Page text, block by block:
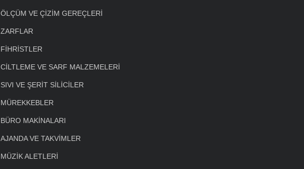
ÖLÇÜM VE ÇİZİM GEREÇLERİ
ZARFLAR
FİHRİSTLER
CİLTLEME VE SARF MALZEMELERİ
SIVI VE ŞERİT SİLİCİLER
MÜREKKEBLER
BÜRO MAKİNALARI
AJANDA VE TAKVİMLER
MÜZİK ALETLERİ